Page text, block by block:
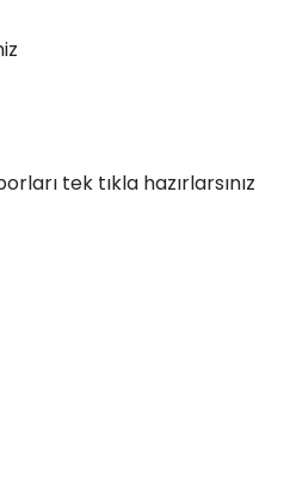
tek tıkla hazırlarsınız